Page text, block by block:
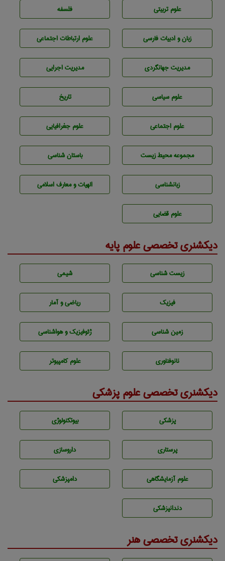
علوم تربيتی فلسفه
زبان و ادبيات فارسی علوم ارتباطات اجتماعی
مديريت جهانگردی مديريت اجرايی
علوم سياسی تاريخ
علوم اجتماعی علوم جغرافيايی
مجموعه محيط زيست باستان شناسی
زبانشناسی الهیات و معارف اسلامی
علوم قضایی
دیکشنری تخصصی علوم پایه
زيست شناسی شيمی
فیزیک ریاضی و آمار
زمين شناسی ژئوفيزيك و هواشناسی
نانوفناوری علوم کامپیوتر
دیکشنری تخصصی علوم پزشکی
پزشكی بيوتكنولوژی
پرستاری داروسازی
علوم آزمايشگاهی دامپزشكی
دندانپزشكی
دیکشنری تخصصی هنر